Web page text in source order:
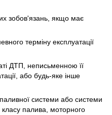
зобов'язань, якщо має
терміну експлуатації
ДТП, неписьменною її
або будь-яке інше
системи або системи
класу палива, моторного